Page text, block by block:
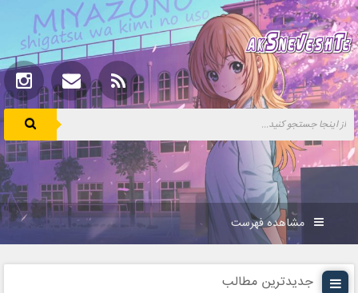
مشاهده فهرست
جدیدترین مطالب